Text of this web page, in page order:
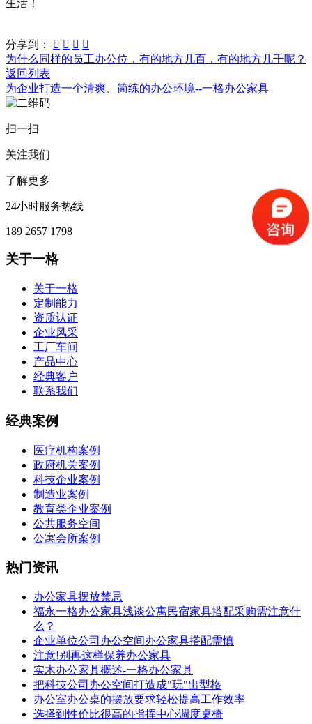
生活！
分享到：    
为什么同样的员工办公位，有的地方几百，有的地方几千呢？
返回列表
为企业打造一个清爽、简练的办公环境--一格办公家具
扫一扫
关注我们
了解更多
24小时服务热线
189 2657 1798
关于一格
关于一格
定制能力
资质认证
企业风采
工厂车间
产品中心
经典客户
联系我们
经典案例
医疗机构案例
政府机关案例
科技企业案例
制造业案例
教育类企业案例
公共服务空间
公寓会所案例
热门资讯
办公家具摆放禁忌
福永一格办公家具浅谈公寓民宿家具搭配采购需注意什
么？
企业单位公司办公空间办公家具搭配需慎
注意!别再这样保养办公家具
实木办公家具概述-一格办公家具
把科技公司办公空间打造成"玩"出型格
办公室办公桌的摆放要求轻松提高工作效率
选择到性价比很高的指挥中心调度桌椅